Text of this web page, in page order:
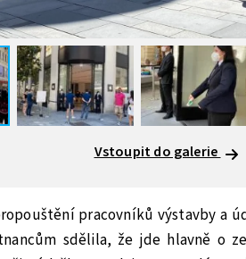
Vstoupit do galerie
pracovníků výstavby a
sdělila, že jde hlavně o